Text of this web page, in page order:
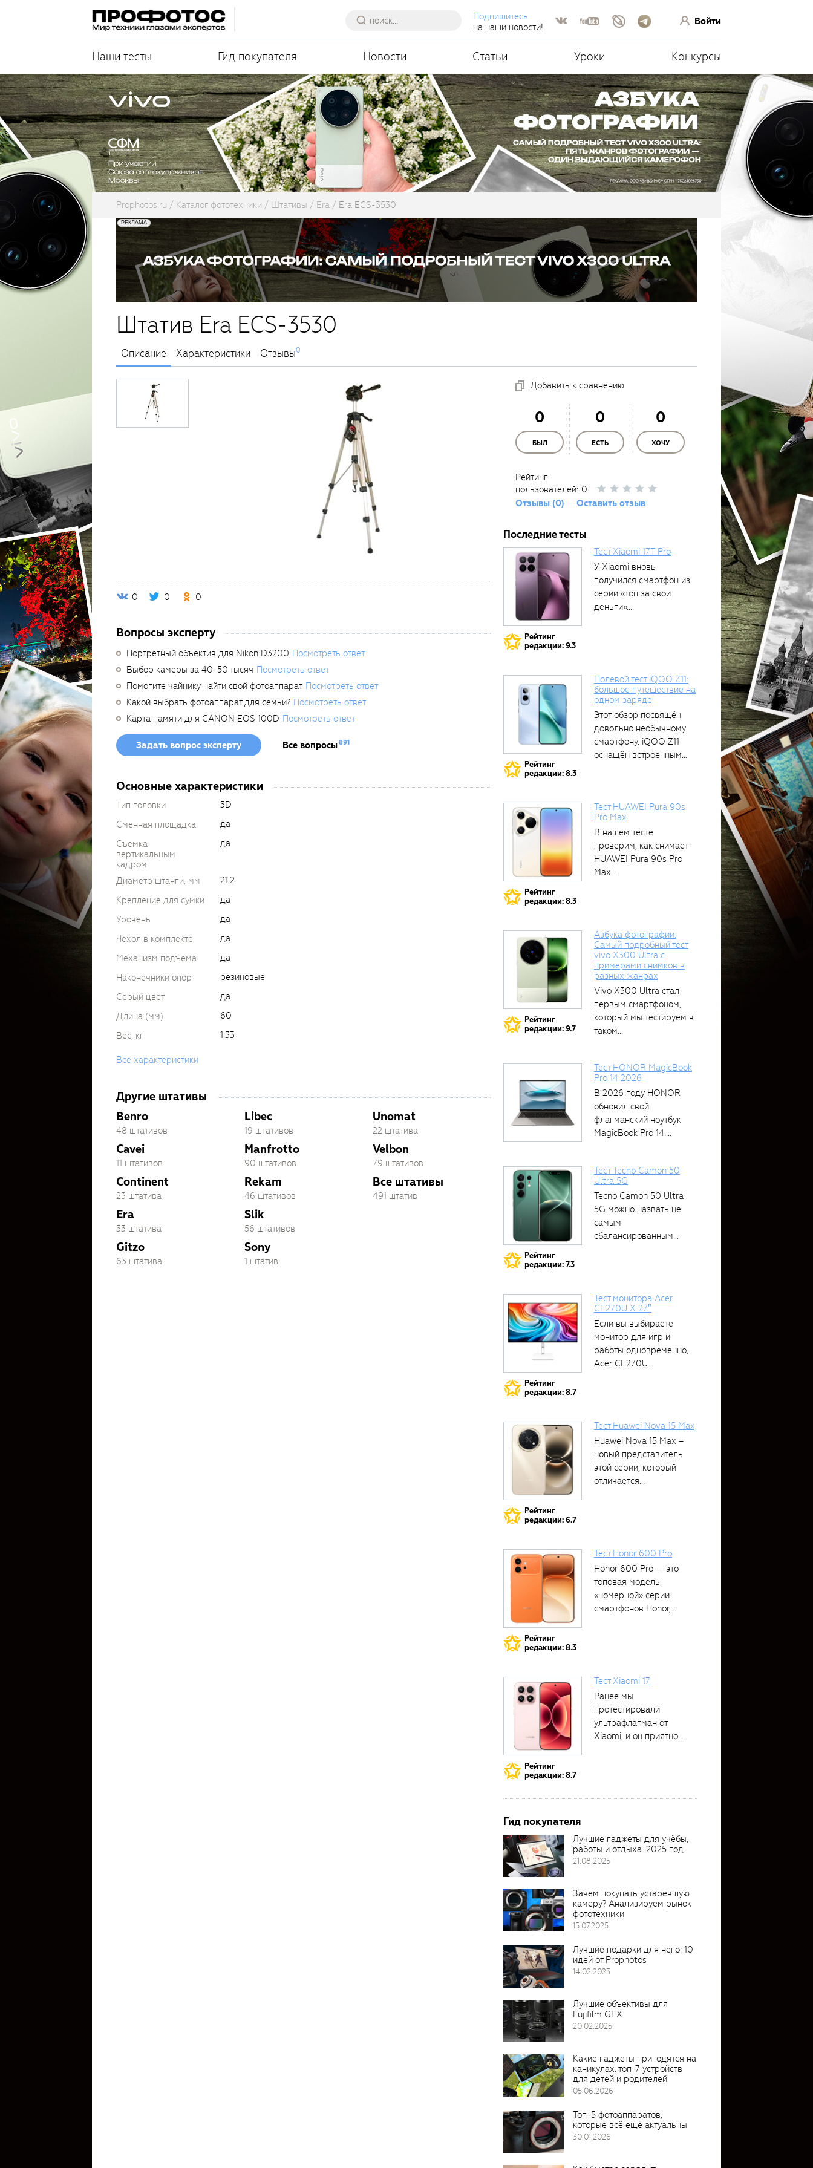
Подпишитесь
на наши новости!
Войти
Наши тесты Гид покупателя Новости Статьи Уроки Конкурсы
Prophotos.ru Каталог фототехники Штативы Era Era ECS-3530
Штатив Era ECS-3530
Описание Характеристики Отзывы0
0 0 0
Вопросы эксперту
Портретный объектив для Nikon D3200 Посмотреть ответ
Выбор камеры за 40-50 тысяч Посмотреть ответ
Помогите чайнику найти свой фотоаппарат Посмотреть ответ
Какой выбрать фотоаппарат для семьи? Посмотреть ответ
Карта памяти для CANON EOS 100D Посмотреть ответ
Задать вопрос эксперту Все вопросы891
Основные характеристики
Тип головки
3D
Сменная площадка
да
Съемка
вертикальным
кадром
да
Диаметр штанги, мм
21.2
Крепление для сумки
да
Уровень
да
Чехол в комплекте
да
Механизм подъема
да
Наконечники опор
резиновые
Серый цвет
да
Длина (мм)
60
Вес, кг
1.33
Все характеристики
Другие штативы
Benro
48 штативов
Cavei
11 штативов
Continent
23 штатива
Era
33 штатива
Gitzo
63 штатива
Libec
19 штативов
Manfrotto
90 штативов
Rekam
46 штативов
Slik
56 штативов
Sony
1 штатив
Unomat
22 штатива
Velbon
79 штативов
Все штативы
491 штатив
Добавить к сравнению
0
БЫЛ
0
ЕСТЬ
0
ХОЧУ
Рейтинг
пользователей: 0
Отзывы (0)
Оставить отзыв
Последние тесты
Рейтинг
редакции: 9.3
Тест Xiaomi 17T Pro
У Xiaomi вновь
получился смартфон из
серии «топ за свои
деньги»....
Рейтинг
редакции: 8.3
Полевой тест iQOO Z11:
большое путешествие на
одном заряде
Этот обзор посвящён
довольно необычному
смартфону. iQOO Z11
оснащён встроенным
Рейтинг
редакции: 8.3
Тест HUAWEI Pura 90s
Pro Max
В нашем тесте
проверим, как снимает
HUAWEI Pura 90s Pro
Max...
Рейтинг
редакции: 9.7
Азбука фотографии.
Самый подробный тест
vivo X300 Ultra с
примерами снимков в
разных жанрах
Vivo X300 Ultra стал
первым смартфоном,
который мы тестируем в
таком...
Тест HONOR MagicBook
Pro 14 2026
В 2026 году HONOR
обновил свой
флагманский ноутбук
MagicBook Pro 14....
Рейтинг
редакции: 7.3
Тест Tecno Camon 50
Ultra 5G
Tecno Camon 50 Ultra
5G можно назвать не
самым
сбалансированным
Рейтинг
редакции: 8.7
Тест монитора Acer
CE270U X 27″
Если вы выбираете
монитор для игр и
работы одновременно,
Acer CE270U...
Рейтинг
редакции: 6.7
Тест Huawei Nova 15 Max
Huawei Nova 15 Max –
новый представитель
этой серии, который
отличается...
Рейтинг
редакции: 8.3
Тест Honor 600 Pro
Honor 600 Pro — это
топовая модель
«номерной» серии
смартфонов Honor,...
Рейтинг
редакции: 8.7
Тест Xiaomi 17
Ранее мы
протестировали
ультрафлагман от
Xiaomi, и он приятно
Гид покупателя
Лучшие гаджеты для учёбы,
работы и отдыха. 2025 год
21.08.2025
Зачем покупать устаревшую
камеру? Анализируем рынок
фототехники
15.07.2025
Лучшие подарки для него: 10
идей от Prophotos
14.02.2023
Лучшие объективы для
Fujifilm GFX
20.02.2025
Какие гаджеты пригодятся на
каникулах: топ-7 устройств
для детей и родителей
05.06.2026
Топ-5 фотоаппаратов,
которые всё ещё актуальны
30.01.2026